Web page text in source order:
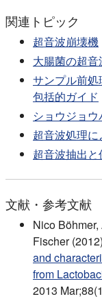
関連トピック
超音波崩壊機
大腸菌の超
サンプル前処
包括的ガイド
ショウジョ
超音波処理
超音波抽出と
文献・参考文献
Nico
Fischer
and
from
2013